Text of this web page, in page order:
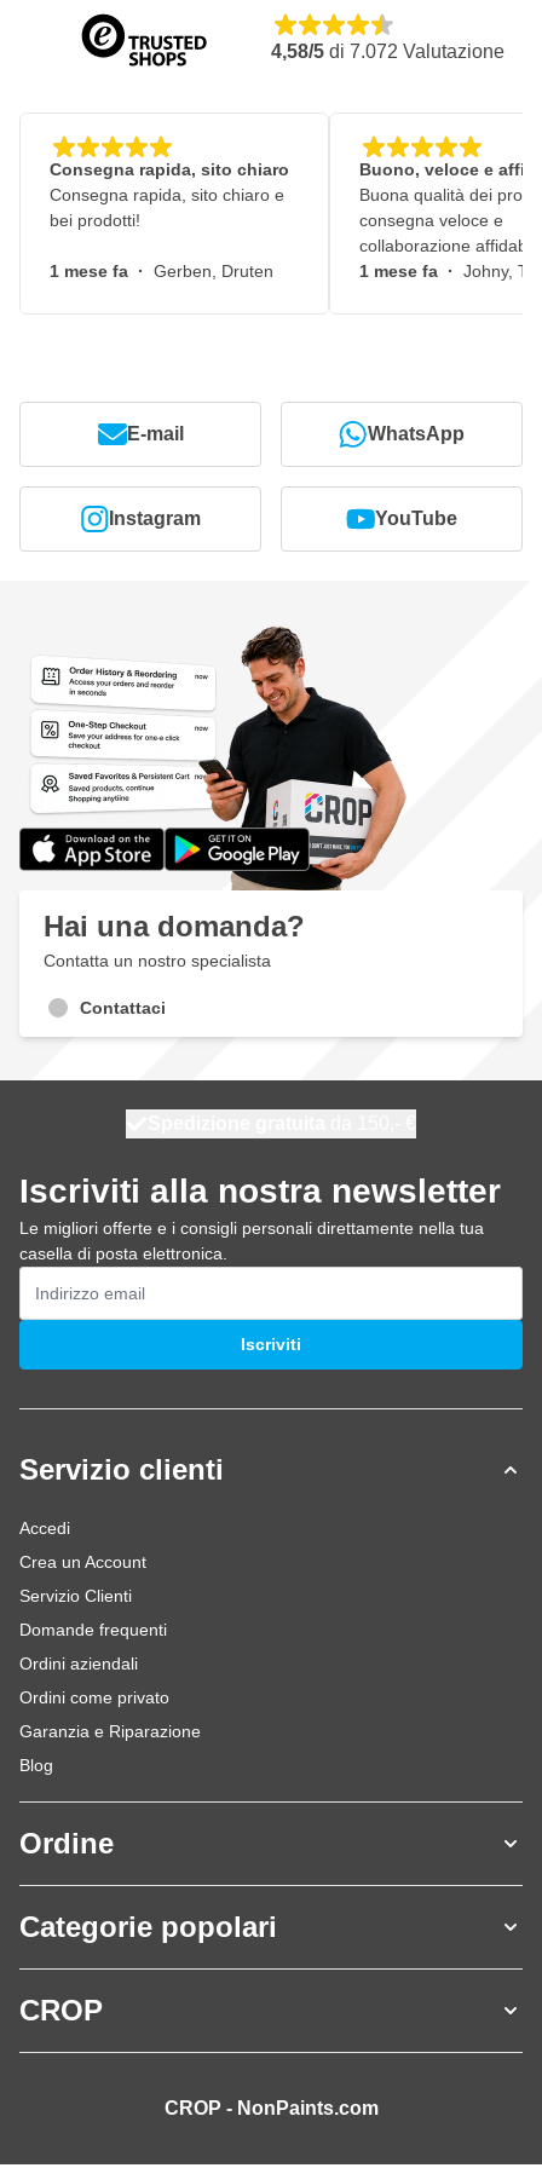
4,58/5 di 7.072 Valutazione
Consegna rapida, sito chiaro
Consegna rapida, sito chiaro e
bei prodotti!
1 mese fa · Gerben, Druten
Buono, veloce e
Buona qualità dei
consegna veloce e
collaborazione
1 mese fa · Johny,
E-mail WhatsApp
Instagram YouTube
Hai una domanda?
Contatta un nostro specialista
Contattaci
Iscriviti alla nostra newsletter
Le migliori offerte e i consigli personali direttamente nella tua
casella di posta elettronica.
Indirizzo email
Iscriviti
Servizio clienti
Accedi
Crea un Account
Servizio Clienti
Domande frequenti
Ordini aziendali
Ordini come privato
Garanzia e Riparazione
Blog
Ordine
Categorie popolari
CROP
CROP - NonPaints.com